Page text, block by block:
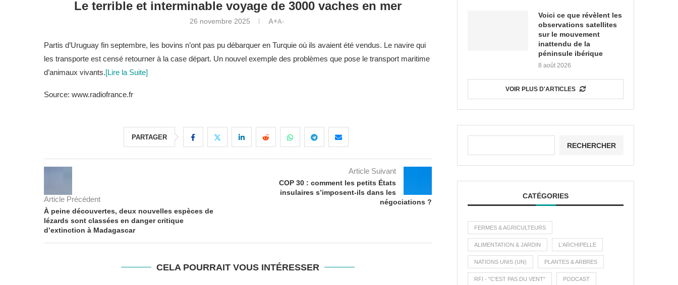
Le terrible et interminable voyage de 3000 vaches en mer
26 novembre 2025 A+A-
Partis d’Uruguay fin septembre, les bovins n’ont pas pu débarquer en Turquie où ils avaient été vendus. Le navire qui
les transporte est censé retourner à la case départ. Un nouvel exemple des problèmes que pose le transport maritime
d’animaux vivants.[Lire la Suite]
Source: www.radiofrance.fr
PARTAGER
Article Précédent
À peine découvertes, deux nouvelles espèces de
lézards sont classées en danger critique
d’extinction à Madagascar
Article Suivant
COP 30 : comment les petits États
insulaires s’imposent-ils dans les
négociations ?
CELA POURRAIT VOUS INTÉRESSER
Voici ce que révèlent les
observations satellites
sur le mouvement
inattendu de la
péninsule ibérique
8 août 2026
VOIR PLUS D'ARTICLES
RECHERCHER
CATÉGORIES
FERMES & AGRICULTEURS
ALIMENTATION & JARDIN L'ARCHIPELLE
NATIONS UNIS (UN) PLANTES & ARBRES
RFI - "C'EST PAS DU VENT" PODCAST